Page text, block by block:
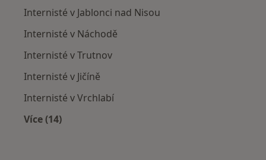
Internisté v Jablonci nad Nisou
Internisté v Náchodě
Internisté v Trutnov
Internisté v Jičíně
Internisté v Vrchlabí
Více (14)